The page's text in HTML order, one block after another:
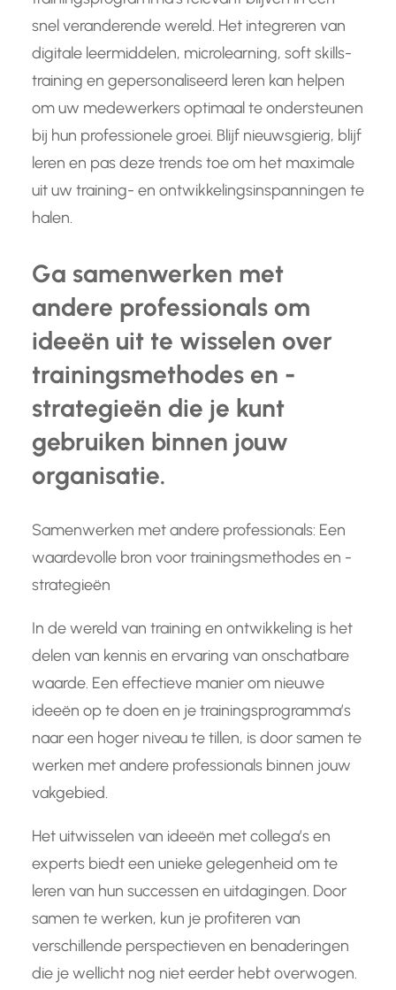
snel veranderende wereld. Het integreren van
digitale leermiddelen, microlearning, soft skills-
training en gepersonaliseerd leren kan helpen
om uw medewerkers optimaal te ondersteunen
bij hun professionele groei. Blijf nieuwsgierig, blijf
leren en pas deze trends toe om het maximale
uit uw training- en ontwikkelingsinspanningen te
halen.
Ga samenwerken met
andere professionals om
ideeën uit te wisselen over
trainingsmethodes en -
strategieën die je kunt
gebruiken binnen jouw
organisatie.
Samenwerken met andere professionals: Een
waardevolle bron voor trainingsmethodes en -
strategieën
In de wereld van training en ontwikkeling is het
delen van kennis en ervaring van onschatbare
waarde. Een effectieve manier om nieuwe
ideeën op te doen en je trainingsprogramma’s
naar een hoger niveau te tillen, is door samen te
werken met andere professionals binnen jouw
vakgebied.
Het uitwisselen van ideeën met collega’s en
experts biedt een unieke gelegenheid om te
leren van hun successen en uitdagingen. Door
samen te werken, kun je profiteren van
verschillende perspectieven en benaderingen
die je wellicht nog niet eerder hebt overwogen.